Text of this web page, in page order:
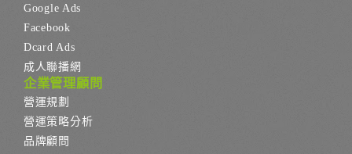
Google Ads
Facebook
Dcard Ads
成人聯播網
企業管理顧問
營運規劃
營運策略分析
品牌顧問